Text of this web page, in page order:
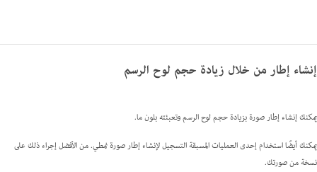
إنشاء إطار من خلال زيادة حجم لوح الرسم
يمكنك إنشاء إطار صورة بزيادة حجم لوح الرسم وتعبئته بلون ما.
يمكنك أيضًا استخدام إحدى العمليات المسبقة التسجيل لإنشاء إطار صورة نمطي. من الأفضل إجراء ذلك على
نسخة من صورتك.